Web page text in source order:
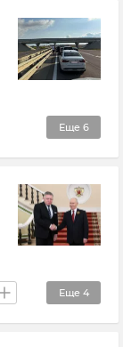
Еще 6
Еще 4